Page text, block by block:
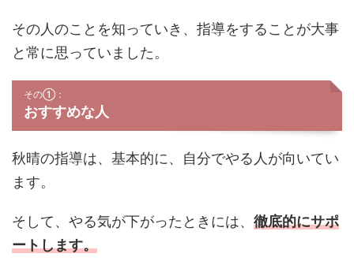
その人のことを知っていき、指導をすることが大事
と常に思っていました。
その①：
おすすめな人
秋晴の指導は、基本的に、自分でやる人が向いてい
ます。
そして、やる気が下がったときには、 徹底的にサポ
ートします。